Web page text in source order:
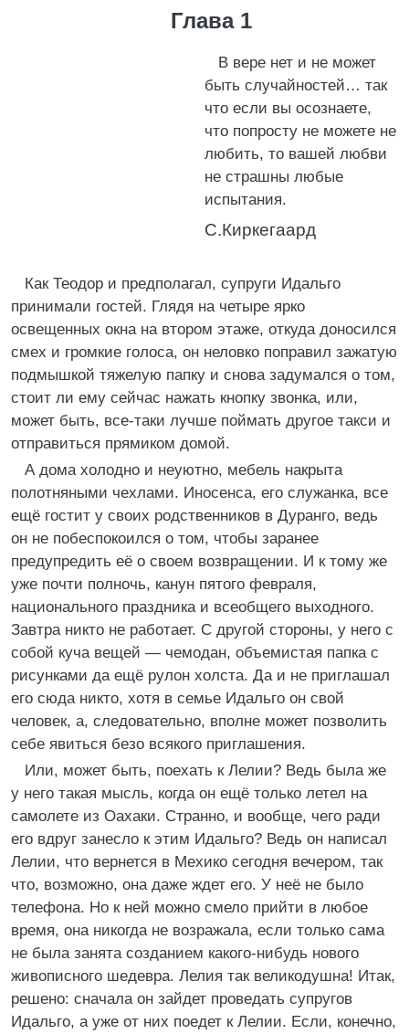
Глава 1
В вере нет и не может
быть случайностей… так
что если вы осознаете,
что попросту не можете не
любить, то вашей любви
не страшны любые
испытания.
С.Киркегаард
Как Теодор и предполагал, супруги Идальго
принимали гостей. Глядя на четыре ярко
освещенных окна на втором этаже, откуда доносился
смех и громкие голоса, он неловко поправил зажатую
подмышкой тяжелую папку и снова задумался о том,
стоит ли ему сейчас нажать кнопку звонка, или,
может быть, все-таки лучше поймать другое такси и
отправиться прямиком домой.
А дома холодно и неуютно, мебель накрыта
полотняными чехлами. Иносенса, его служанка, все
ещё гостит у своих родственников в Дуранго, ведь
он не побеспокоился о том, чтобы заранее
предупредить её о своем возвращении. И к тому же
уже почти полночь, канун пятого февраля,
национального праздника и всеобщего выходного.
Завтра никто не работает. С другой стороны, у него с
собой куча вещей — чемодан, объемистая папка с
рисунками да ещё рулон холста. Да и не приглашал
его сюда никто, хотя в семье Идальго он свой
человек, а, следовательно, вполне может позволить
себе явиться безо всякого приглашения.
Или, может быть, поехать к Лелии? Ведь была же
у него такая мысль, когда он ещё только летел на
самолете из Оахаки. Странно, и вообще, чего ради
его вдруг занесло к этим Идальго? Ведь он написал
Лелии, что вернется в Мехико сегодня вечером, так
что, возможно, она даже ждет его. У неё не было
телефона. Но к ней можно смело прийти в любое
время, она никогда не возражала, если только сама
не была занята созданием какого-нибудь нового
живописного шедевра. Лелия так великодушна! Итак,
решено: сначала он зайдет проведать супругов
Идальго, а уже от них поедет к Лелии. Если, конечно,